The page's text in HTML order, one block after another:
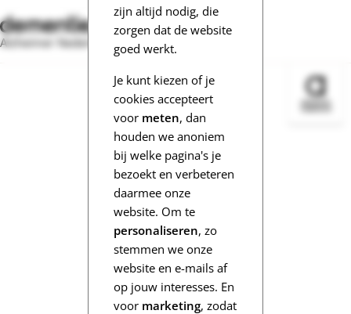
zijn altijd nodig, die
zorgen dat de website
goed werkt.
Je kunt kiezen of je
cookies accepteert
voor meten, dan
houden we anoniem
bij welke pagina's je
bezoekt en verbeteren
daarmee onze
website. Om te
personaliseren, zo
stemmen we onze
website en e-mails af
op jouw interesses. En
voor marketing, zodat
Alzheimer Nederland